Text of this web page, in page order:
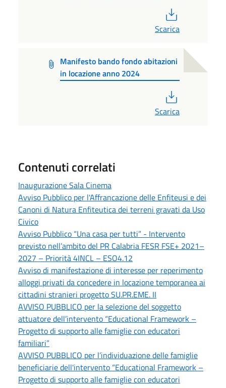
Scarica
Manifesto bando fondo abitazioni
in locazione anno 2024
Scarica
Contenuti correlati
Inaugurazione Sala Cinema
Avviso Pubblico per l'Affrancazione delle Enfiteusi e dei
Canoni di Natura Enfiteutica dei terreni gravati da Uso
Civico
Avviso Pubblico “Una casa per tutti” - Intervento
previsto nell’ambito del PR Calabria FESR FSE+ 2021–
2027 – Priorità 4INCL – ESO4.12
Avviso di manifestazione di interesse per reperimento
alloggi privati da concedere in locazione temporanea ai
cittadini stranieri progetto SU.PR.EME. II
AVVISO PUBBLICO per la selezione del soggetto
attuatore dell’intervento “Educational Framework –
Progetto di supporto alle famiglie con educatori
familiari”
AVVISO PUBBLICO per l’individuazione delle famiglie
beneficiarie dell'intervento “Educational Framework –
Progetto di supporto alle famiglie con educatori